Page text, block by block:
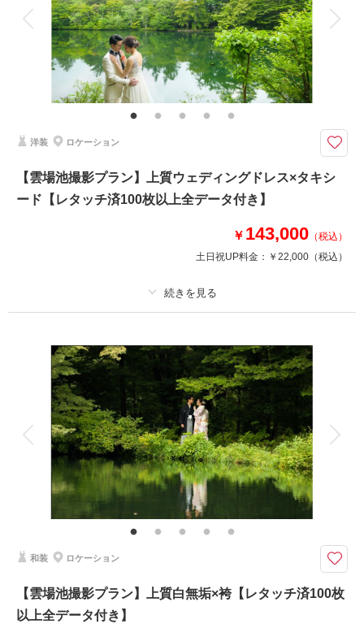
衣装追加 会食 挙式
家族と撮影 家族用衣装レンタル ペットと撮影
その他含むもの
ロケーション申請料金、ロケーション移動費
澄んだ空気に包まれながら、水の音を感じるフォトウェディング
【プラン詳細（含まれるもの）】 写真撮影料/ 全データレタッチ納品 / ご
新郎衣装 / ご新婦衣装 / 着付け / ヘア＆メイクアップ /プランニング/撮影申
を確認する
洋装 ロケーション
【雲場池撮影プラン】上質ウェディングドレス×タキシ
ード【レタッチ済100枚以上全データ付き】
￥ 143,000 （税込）
土日祝UP料金： ￥22,000 （税込）
撮影料 新婦衣装1着 新郎衣装1着
着付け ヘアメイク 小物一式
アルバム データ 100 カット 台紙付写真
衣装追加 会食
家族と撮影 家族用衣装レンタル ペットと撮影
その他含むもの
ロケーション申請料金、ロケーション移動費
軽井沢らしい木立と美しい湖の景観が楽しめるロケーション
【プラン詳細（含まれるもの）】 写真撮影料/ 全データレタッチ納品 / ご
新郎衣装 / ご新婦衣装 / 着付け / ヘア＆メイクアップ /プランニング/撮影申
和装 ロケーション
【雲場池撮影プラン】上質白無垢×袴【レタッチ済100枚
以上全データ付き】